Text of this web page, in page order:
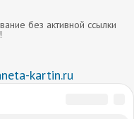
без активной ссылки
kartin.ru